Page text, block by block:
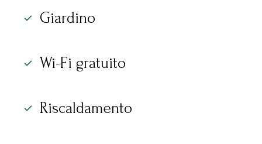
Giardino
Wi-Fi gratuito
Riscaldamento